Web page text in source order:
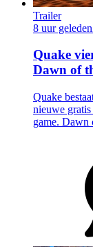
Trailer
8 uur geleden
Quake
Dawn of
Quake
nieuwe
game. Dawn